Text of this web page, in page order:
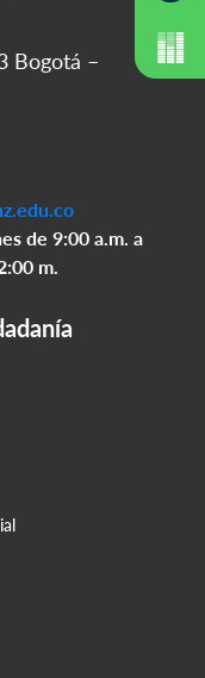
Bogotá –
de 9:00 a.m. a
m.